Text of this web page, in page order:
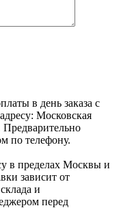
в день заказа с
Московская
по телефону.
в пределах Москвы и
зависит от
и
перед